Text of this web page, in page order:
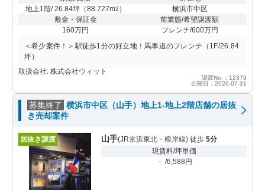
地上1階/ 26.84坪（88.727m2 ）
横浜市中区
敷金・保証金
160万円
前業態/希望譲渡額
フレンチ/600万円
＜希少案件！＞駅徒歩1分の好立地！馬車道のフレンチ（1F/26.84
坪）
取扱会社: 株式会社ウィット
譲渡No.：12379
公開日：2026-07-31
募集終了 横浜市中区（山手）地上1-地上2階店舗の居抜
き売却案件
居抜き譲渡 山手(JR京浜東北・根岸線) 徒歩 5分
現賃料/坪単価
－ /6,588円